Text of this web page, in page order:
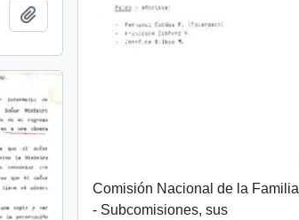
Add to clipboard
Comisión Nacional de la Familia
- Subcomisiones, sus